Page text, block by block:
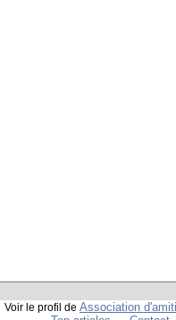
Voir le profil de Association